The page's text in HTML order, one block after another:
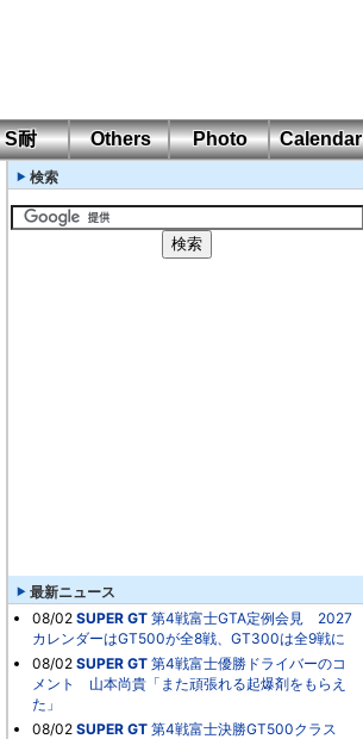
S耐 Others Photo Calendar
検索
最新ニュース
08/02 SUPER GT 第4戦富士GTA定例会見 2027
カレンダーはGT500が全8戦、GT300は全9戦に
08/02 SUPER GT 第4戦富士優勝ドライバーのコ
メント 山本尚貴「また頑張れる起爆剤をもらえ
た」
08/02 SUPER GT 第4戦富士決勝GT500クラス